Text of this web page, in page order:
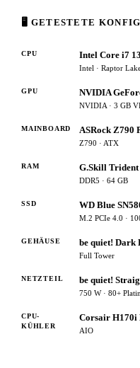
🖥 GETESTETE
CPU Intel Core i7
Intel · Raptor
GPU NVIDIA
NVIDIA · 3 GB
MAINBOARD ASRock Z790
Z790 · ATX
RAM G.Skill Trident
DDR5 · 64 GB
SSD WD Blue
M.2 PCIe 4.0 ·
GEHÄUSE be quiet! Dark
Full Tower
NETZTEIL be quiet!
750 W · 80+
CPU-
KÜHLER
Corsair H170i
AIO